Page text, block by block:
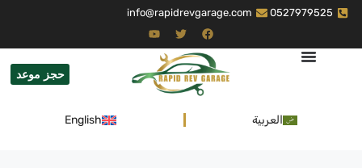
0527979525
info@rapidrevgarage.com
حجز موعد
العربية English